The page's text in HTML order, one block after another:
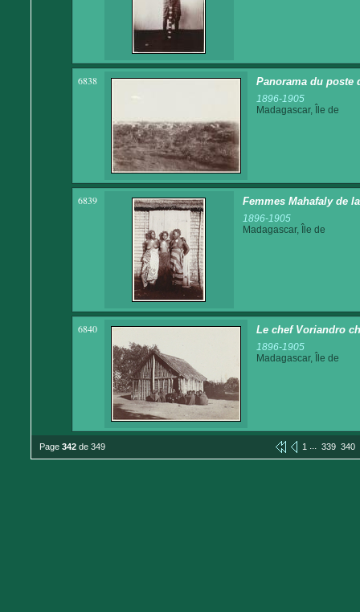
6838 Panorama du poste
1896-1905
Madagascar, Île de
6839 Femmes Mahafaly de
1896-1905
Madagascar, Île de
6840 Le chef Voriandro
1896-1905
Madagascar, Île de
Page 342 de 349 1 ... 339 340